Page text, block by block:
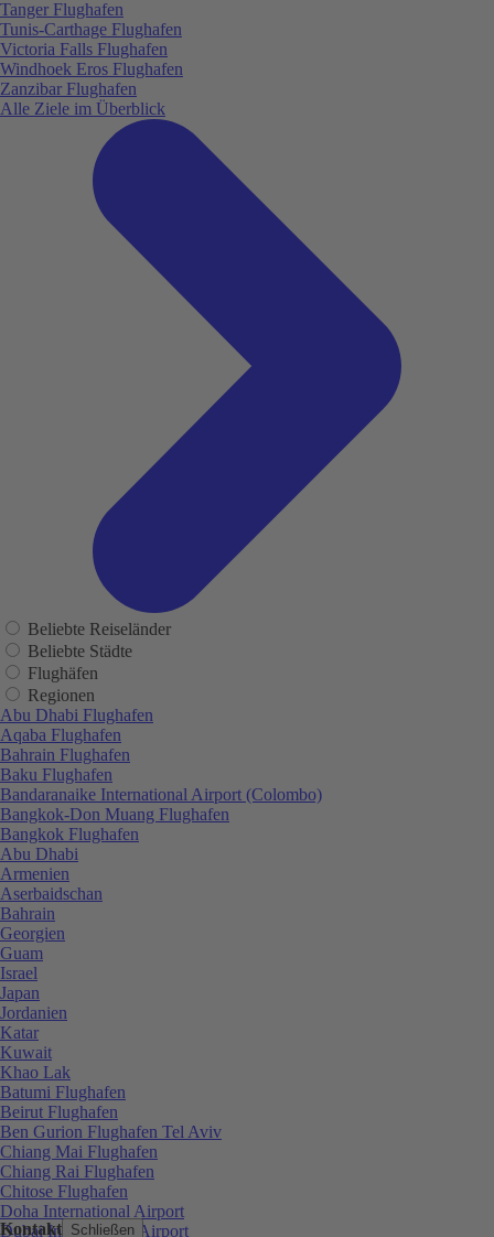
Kontakt Schließen
Tanger Flughafen
Tunis-Carthage Flughafen
Victoria Falls Flughafen
Windhoek Eros Flughafen
Zanzibar Flughafen
Alle Ziele im Überblick
Beliebte Reiseländer
Beliebte Städte
Flughäfen
Regionen
Abu Dhabi Flughafen
Aqaba Flughafen
Bahrain Flughafen
Baku Flughafen
Bandaranaike International Airport (Colombo)
Bangkok-Don Muang Flughafen
Bangkok Flughafen
Abu Dhabi
Armenien
Aserbaidschan
Bahrain
Georgien
Guam
Israel
Japan
Jordanien
Katar
Kuwait
Khao Lak
Batumi Flughafen
Beirut Flughafen
Ben Gurion Flughafen Tel Aviv
Chiang Mai Flughafen
Chiang Rai Flughafen
Chitose Flughafen
Doha International Airport
Dubai International Airport